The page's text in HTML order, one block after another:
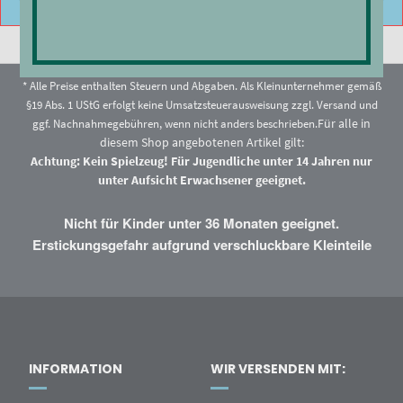
* Alle Preise enthalten Steuern und Abgaben. Als Kleinunternehmer gemäß
§19 Abs. 1 UStG erfolgt keine Umsatzsteuerausweisung zzgl.Versand und
ggf. Nachnahmegebühren, wenn nicht anders beschrieben.Für alle in
diesem Shop angebotenen Artikel gilt:
Achtung: Kein Spielzeug! Für Jugendliche unter 14 Jahren nur
unter Aufsicht Erwachsener geeignet.
Nicht für Kinder unter 36 Monaten geeignet.
Erstickungsgefahr aufgrund verschluckbare Kleinteile
INFORMATION WIR VERSENDEN MIT: